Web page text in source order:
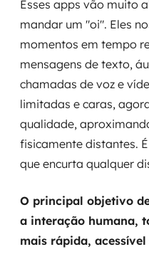
Esses apps vão muito
mandar um "oi". Eles
momentos em tempo
mensagens de texto,
chamadas de voz e
limitadas e caras,
qualidade,
fisicamente distantes.
que encurta qualquer
O principal objetivo
a interação humana,
mais rápida,